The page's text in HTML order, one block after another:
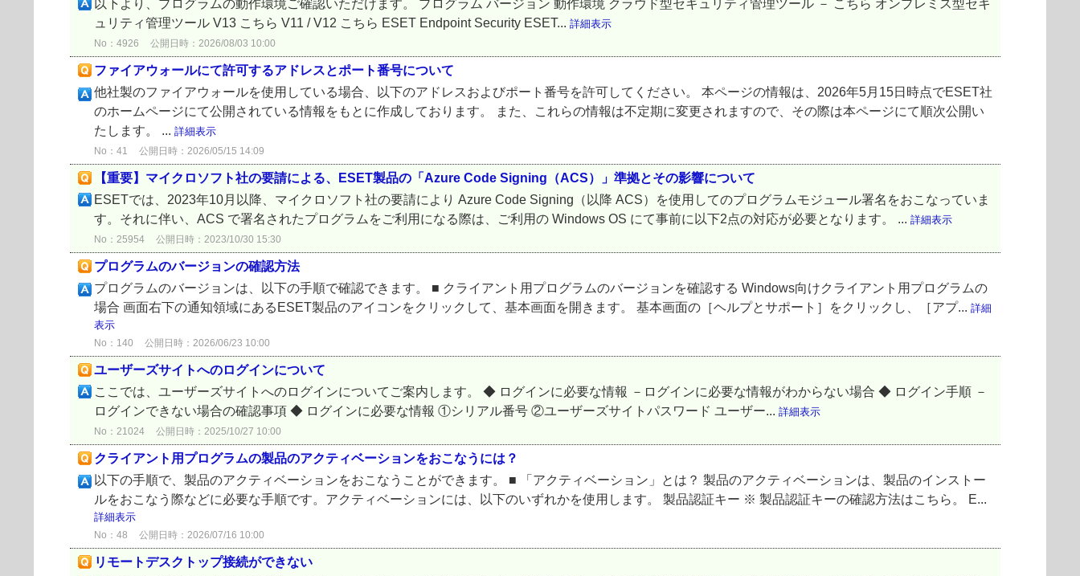
以下より、プログラムの動作環境ご確認いただけます。 プログラム バージョン 動作環境 クラウド型セキュリティ管理ツール － こちら オンプレミス型セキ
ュリティ管理ツール V13 こちら V11 / V12 こちら ESET Endpoint Security ESET... 詳細表示
No：4926 公開日時：2026/08/03 10:00
ファイアウォールにて許可するアドレスとポート番号について
他社製のファイアウォールを使用している場合、以下のアドレスおよびポート番号を許可してください。 本ページの情報は、2026年5月15日時点でESET社
のホームページにて公開されている情報をもとに作成しております。 また、これらの情報は不定期に変更されますので、その際は本ページにて順次公開い
たします。 ... 詳細表示
No：41 公開日時：2026/05/15 14:09
【重要】マイクロソフト社の要請による、ESET製品の「Azure Code Signing（ACS）」準拠とその影響について
ESETでは、2023年10月以降、マイクロソフト社の要請により Azure Code Signing（以降 ACS）を使用してのプログラムモジュール署名をおこなっていま
す。それに伴い、ACS で署名されたプログラムをご利用になる際は、ご利用の Windows OS にて事前に以下2点の対応が必要となります。 ... 詳細表示
No：25954 公開日時：2023/10/30 15:30
プログラムのバージョンの確認方法
プログラムのバージョンは、以下の手順で確認できます。 ■ クライアント用プログラムのバージョンを確認する Windows向けクライアント用プログラムの
場合 画面右下の通知領域にあるESET製品のアイコンをクリックして、基本画面を開きます。 基本画面の［ヘルプとサポート］をクリックし、［アプ... 詳細
表示
No：140 公開日時：2026/06/23 10:00
ユーザーズサイトへのログインについて
ここでは、ユーザーズサイトへのログインについてご案内します。 ◆ ログインに必要な情報 －ログインに必要な情報がわからない場合 ◆ ログイン手順 －
ログインできない場合の確認事項 ◆ ログインに必要な情報 ①シリアル番号 ②ユーザーズサイトパスワード ユーザー... 詳細表示
No：21024 公開日時：2025/10/27 10:00
クライアント用プログラムの製品のアクティベーションをおこなうには？
以下の手順で、製品のアクティベーションをおこなうことができます。 ■ 「アクティベーション」とは？ 製品のアクティベーションは、製品のインストー
ルをおこなう際などに必要な手順です。アクティベーションには、以下のいずれかを使用します。 製品認証キー ※ 製品認証キーの確認方法はこちら。 E...
詳細表示
No：48 公開日時：2026/07/16 10:00
リモートデスクトップ接続ができない